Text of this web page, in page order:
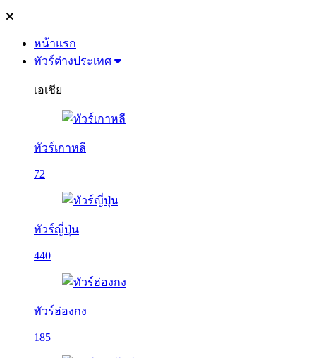
หน้าแรก
ทัวร์ต่างประเทศ
เอเชีย
ทัวร์เกาหลี
72
ทัวร์ญี่ปุ่น
440
ทัวร์ฮ่องกง
185